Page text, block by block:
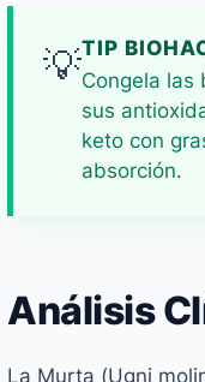
💡TIP
Congela las
sus
keto con
absorción.
Análisis
La Murta (Ugni